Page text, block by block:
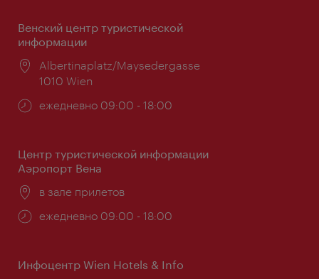
Венский центр туристической
информации
Расположение:
Albertinaplatz/Maysedergasse
1010 Wien
Часы
ежедневно 09:00 - 18:00
Центр туристической информации
Аэропорт Вена
Расположение:
в зале прилетов
Часы
ежедневно 09:00 - 18:00
Инфоцентр Wien Hotels & Info